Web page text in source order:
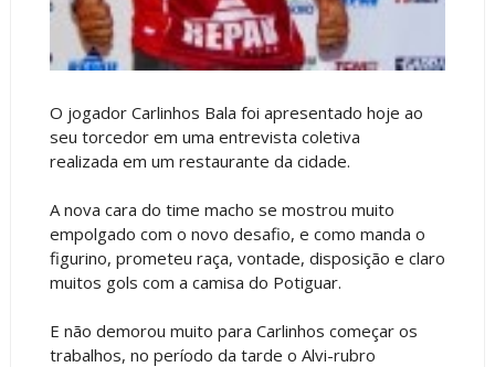
O jogador Carlinhos Bala foi apresentado hoje ao
seu torcedor em uma entrevista coletiva
realizada em um restaurante da cidade.
A nova cara do time macho se mostrou muito
empolgado com o novo desafio, e como manda o
figurino, prometeu raça, vontade, disposição e claro
muitos gols com a camisa do Potiguar.
E não demorou muito para Carlinhos começar os
trabalhos, no período da tarde o Alvi-rubro